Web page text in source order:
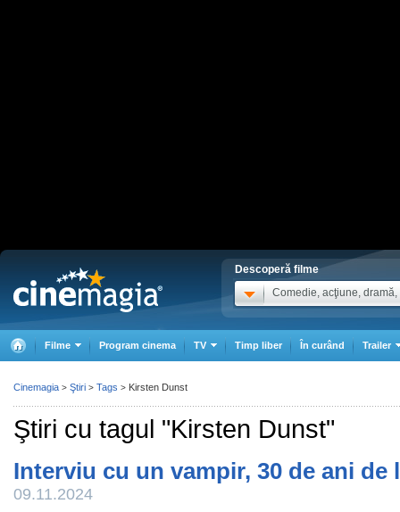
Descoperă filme
Comedie, acţiune, dramă,
Filme Program cinema TV Timp liber În curând Trailer
Ştiri cu tagul "Kirsten Dunst"
Interviu cu un vampir, 30 de ani de
09.11.2024
Cinemagia > Ştiri > Tags > Kirsten Dunst